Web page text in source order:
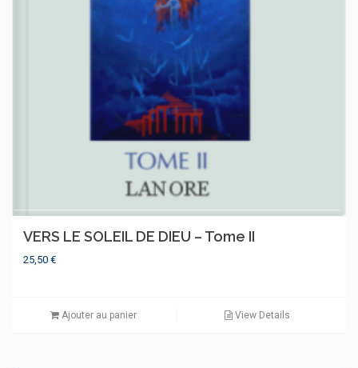
VERS LE SOLEIL DE DIEU – Tome II
25,50 €
Ajouter au panier View Details